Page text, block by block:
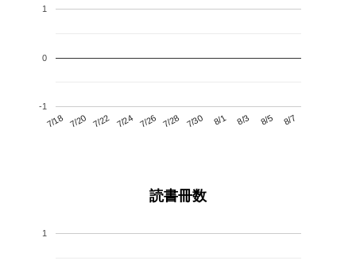
7/18 7/20 7/22 7/24 7/26 7/28 7/30 8/1 8/3 8/5 8/7
-1
0
1
読書冊数
1